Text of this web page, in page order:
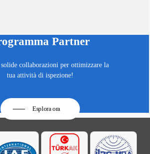
Partner
collaborazioni per ottimizzare la
tua attività di ispezione!
Esplora ora